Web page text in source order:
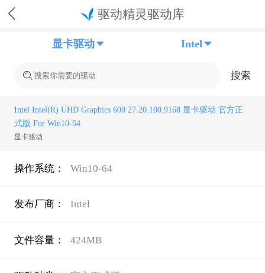
驱动精灵驱动库
显卡驱动 Intel
搜索
Intel Intel(R) UHD Graphics 600 27.20.100.9168 显卡驱动 官方正
式版 For Win10-64
显卡驱动
操作系统： Win10-64
发布厂商： Intel
文件容量： 424MB